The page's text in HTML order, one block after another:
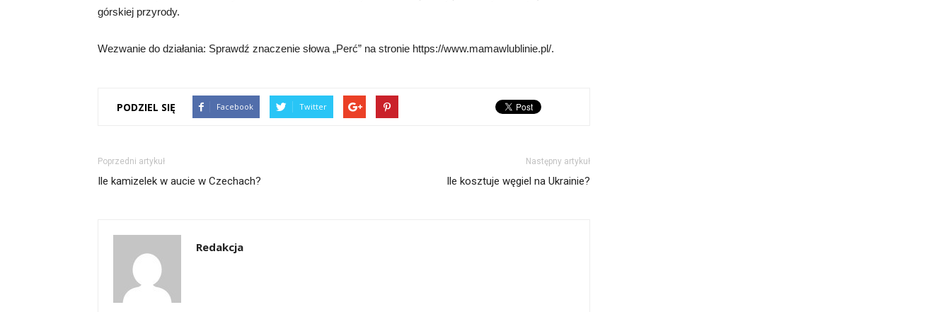
górskiej przyrody.
Wezwanie do działania: Sprawdź znaczenie słowa „Perć” na stronie https://www.mamawlublinie.pl/.
PODZIEL SIĘ Facebook Twitter
Poprzedni artykuł
Ile kamizelek w aucie w Czechach?
Następny artykuł
Ile kosztuje węgiel na Ukrainie?
Redakcja